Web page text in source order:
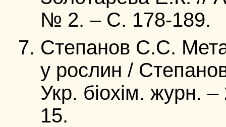
№ 2. – С. 178-189.
Степанов С.С.
у рослин /
Укр. біохім. журн.
15.